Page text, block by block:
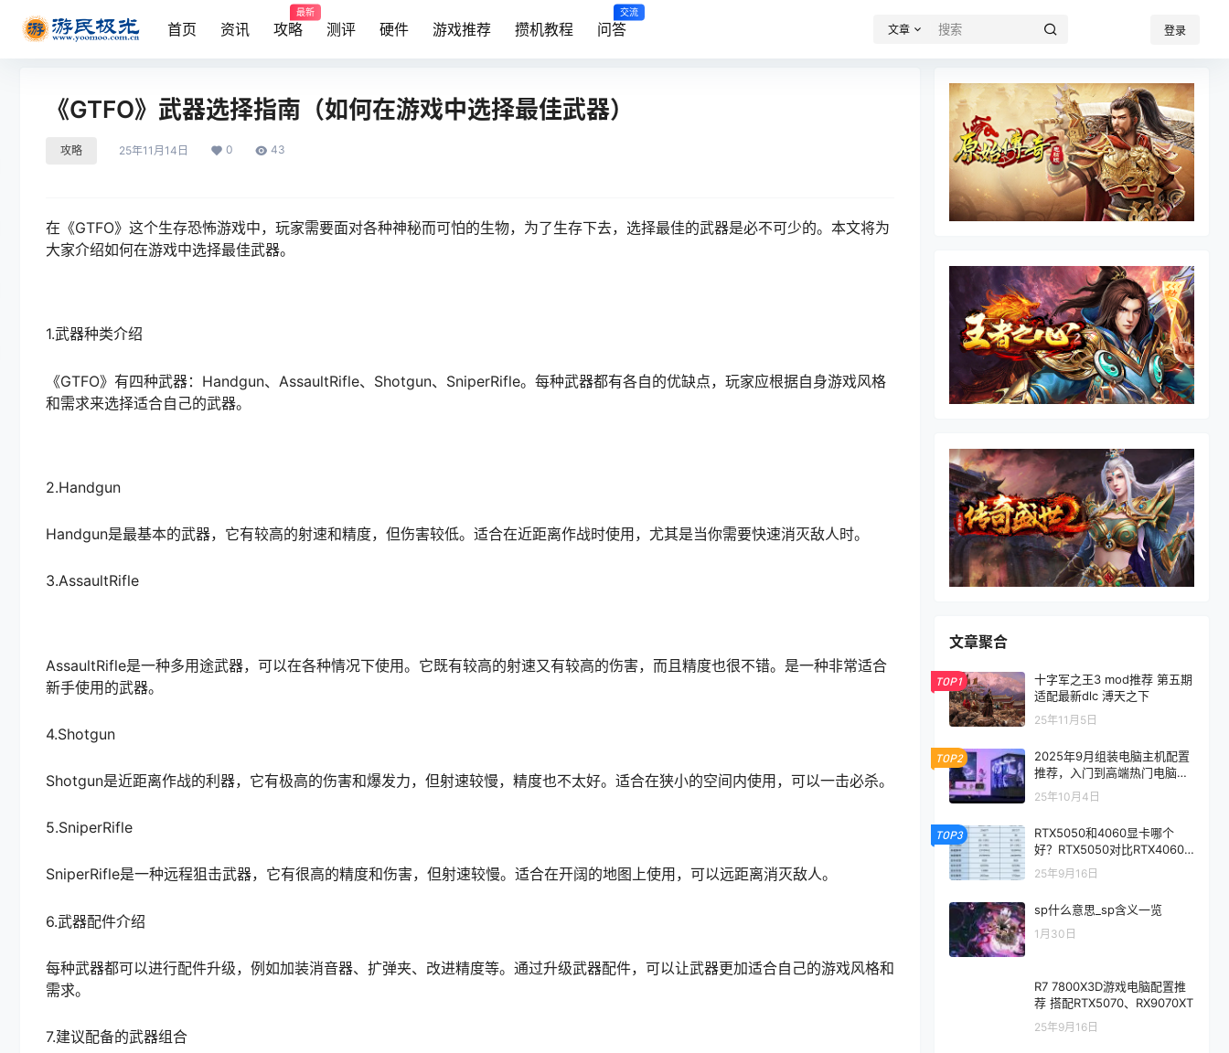
首页 资讯 攻略
最新
测评 硬件 游戏推荐 攒机教程 问答
交流
文章 登录
《GTFO》武器选择指南（如何在游戏中选择最佳武器）
攻略 25年11月14日 0 43
在《GTFO》这个生存恐怖游戏中，玩家需要面对各种神秘而可怕的生物，为了生存下去，选择最佳的武器是必不可少的。本文将为
大家介绍如何在游戏中选择最佳武器。
1.武器种类介绍
《GTFO》有四种武器：Handgun、AssaultRifle、Shotgun、SniperRifle。每种武器都有各自的优缺点，玩家应根据自身游戏风格
和需求来选择适合自己的武器。
2.Handgun
Handgun是最基本的武器，它有较高的射速和精度，但伤害较低。适合在近距离作战时使用，尤其是当你需要快速消灭敌人时。
3.AssaultRifle
AssaultRifle是一种多用途武器，可以在各种情况下使用。它既有较高的射速又有较高的伤害，而且精度也很不错。是一种非常适合
新手使用的武器。
4.Shotgun
Shotgun是近距离作战的利器，它有极高的伤害和爆发力，但射速较慢，精度也不太好。适合在狭小的空间内使用，可以一击必杀。
5.SniperRifle
SniperRifle是一种远程狙击武器，它有很高的精度和伤害，但射速较慢。适合在开阔的地图上使用，可以远距离消灭敌人。
6.武器配件介绍
每种武器都可以进行配件升级，例如加装消音器、扩弹夹、改进精度等。通过升级武器配件，可以让武器更加适合自己的游戏风格和
需求。
7.建议配备的武器组合
文章聚合
TOP1
十字军之王3 mod推荐 第五期
适配最新dlc 溥天之下
25年11月5日
TOP2
2025年9月组装电脑主机配置
推荐，入门到高端热门电脑配
置方案
25年10月4日
TOP3
RTX5050和4060显卡哪个
好？RTX5050对比RTX4060/
5060性能评测
25年9月16日
sp什么意思_sp含义一览
1月30日
R7 7800X3D游戏电脑配置推
荐 搭配RTX5070、RX9070XT
25年9月16日